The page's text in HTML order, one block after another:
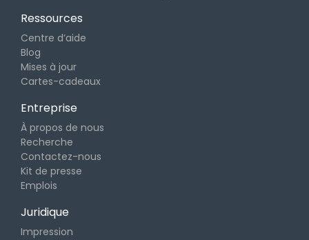
Ressources
Centre d’aide
Blog
Mises à jour
Cartes-cadeaux
Entreprise
À propos de nous
Recherche
Contactez-nous
Kit de presse
Emplois
Juridique
Impression